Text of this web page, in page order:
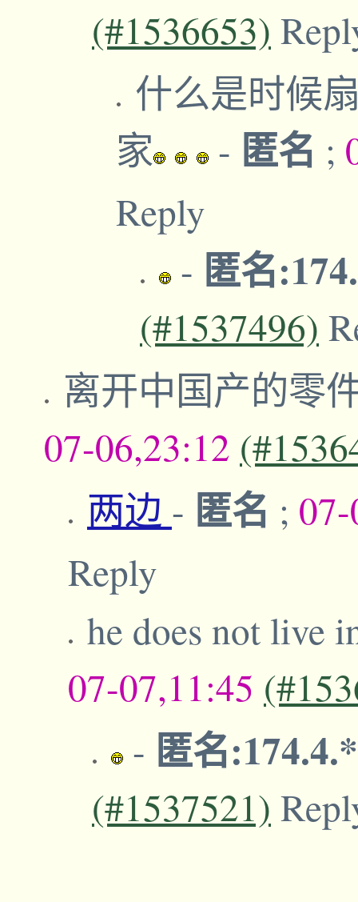
(#1536653)
什么是时候
家
- 匿名 ;
Reply
- 匿名
(#1537496)
离开中国产的零
07-06,23:12
两边 - 匿名 ;
Reply
he does not live
07-07,11:45
- 匿名
(#1537521)